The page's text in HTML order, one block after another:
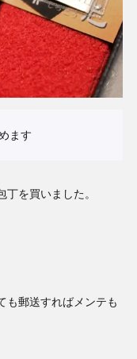
ます
を買いました。
も郵送すればメンテも